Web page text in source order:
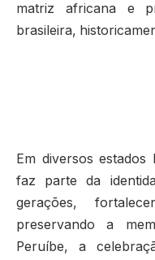
matriz africana e
brasileira,
Em diversos estados
faz parte da
gerações,
preservando a
Peruíbe, a